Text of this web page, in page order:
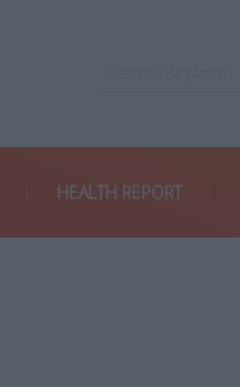
HEALTH REPORT